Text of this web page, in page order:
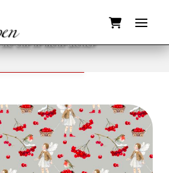
ein in mein atelier